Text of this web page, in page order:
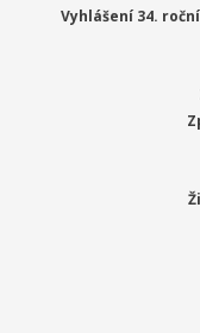
Vyhlášení 34.